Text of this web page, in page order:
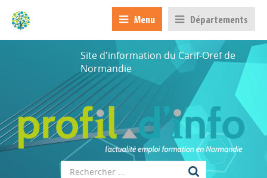
Menu Départements
Site d'information du Carif-Oref de
Normandie